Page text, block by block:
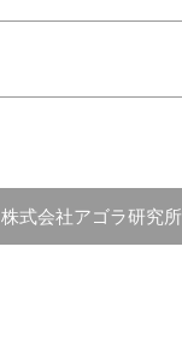
株式会社アゴラ研究所